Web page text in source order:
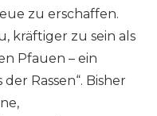
zu erschaffen.
kräftiger zu sein als
Pfauen – ein
Rassen“. Bisher